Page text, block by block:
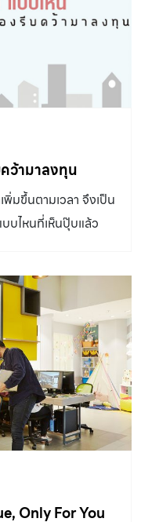
ว้ามาลงทุน
มขึ้นตามเวลา จึงเป็น
บไหนที่เห็นปุ๊บแล้ว
Only For You